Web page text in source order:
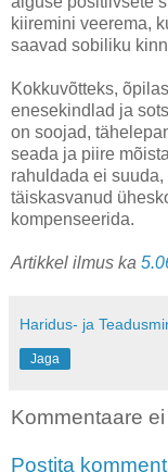
kiiremini veerema,
saavad sobiliku
Kokkuvõtteks,
enesekindlad ja
on soojad,
seada ja piire
rahuldada ei
täiskasvanud
kompenseerida.
Artikkel ilmus ka
Haridus- ja
Jaga
Kommentaare
Postita